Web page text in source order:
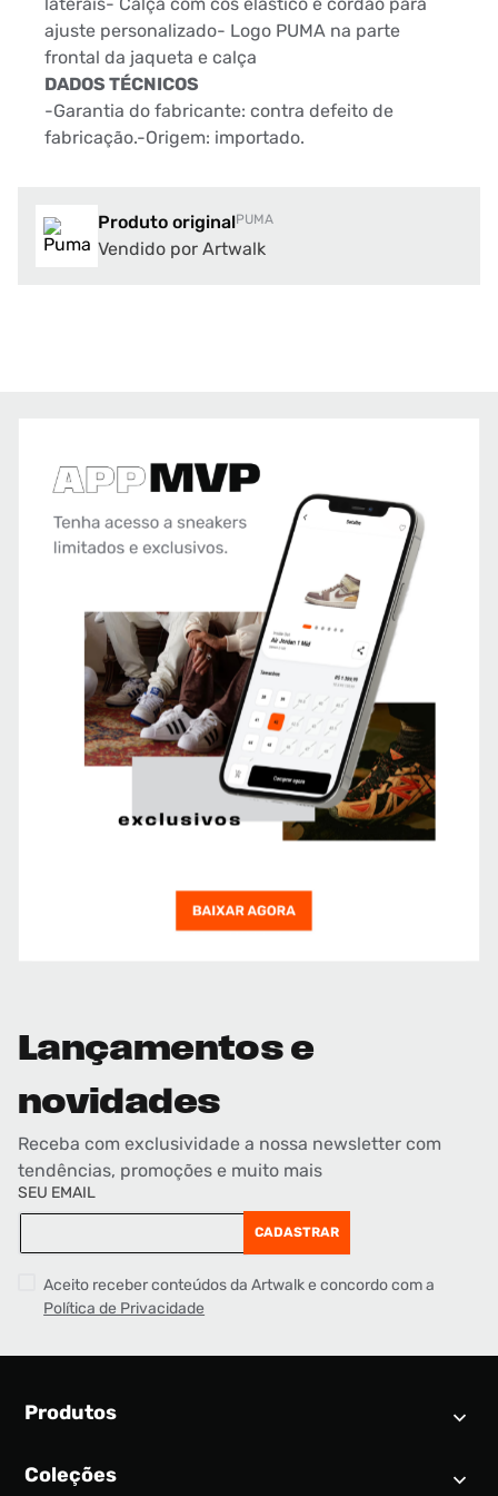
ajuste personalizado- Logo PUMA na parte
frontal da jaqueta e calça
DADOS TÉCNICOS
-Garantia do fabricante: contra defeito de
fabricação.-Origem: importado.
Produto originalPUMA
Vendido por Artwalk
Lançamentos e
novidades
Receba com exclusividade a nossa newsletter com
tendências, promoções e muito mais
SEU EMAIL
CADASTRAR
Aceito receber conteúdos da Artwalk e concordo com a
Política de Privacidade
Produtos
Calendário SNEAKER
Coleções